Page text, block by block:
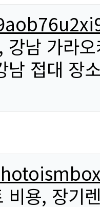
강남 가라
남 접대 장
비용, 장기